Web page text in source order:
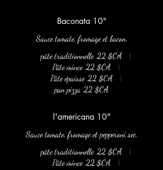
Baconata 10"
Sauce tomate, fromage et bacon.
pâte traditionnelle 22 $CA
Pâte mince 22 $CA
Pâte épaisse 22 $CA
pan pizza 22 $CA
l'americana 10"
Sauce tomate, fromage et pepperoni sec.
pâte traditionnelle 22 $CA
Pâte mince 22 $CA